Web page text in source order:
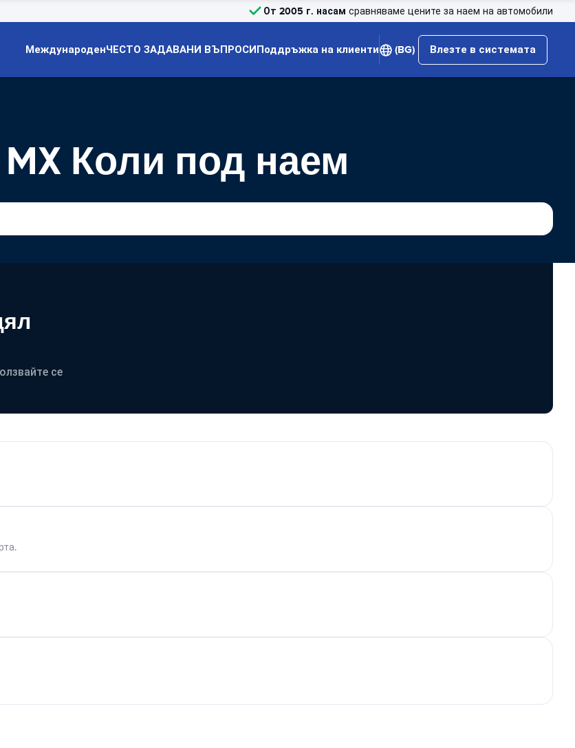
От 2005 г. насам сравняваме цените за наем на автомобили
МеждународенЧЕСТО ЗАДАВАНИ ВЪПРОСИПоддръжка на клиенти (BG) Влезте в системата
Коли под наем
се